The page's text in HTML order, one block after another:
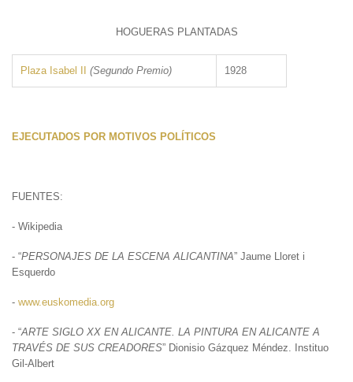
HOGUERAS PLANTADAS
Plaza Isabel II (Segundo Premio) 1928
EJECUTADOS POR MOTIVOS POLÍTICOS
FUENTES:
- Wikipedia
- “PERSONAJES DE LA ESCENA ALICANTINA” Jaume Lloret i
Esquerdo
- www.euskomedia.org
- “ARTE SIGLO XX EN ALICANTE. LA PINTURA EN ALICANTE A
TRAVÉS DE SUS CREADORES” Dionisio Gázquez Méndez. Instituo
Gil-Albert